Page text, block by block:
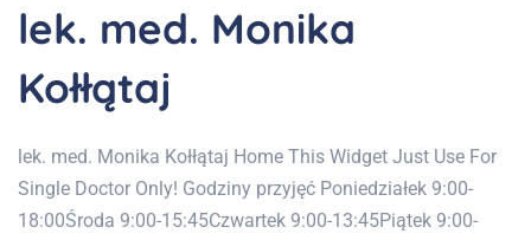
lek. med. Monika
Kołłątaj
lek. med. Monika Kołłątaj Home This Widget Just Use For
Single Doctor Only! Godziny przyjęć Poniedziałek 9:00-
18:00Środa 9:00-15:45Czwartek 9:00-13:45Piątek 9:00-